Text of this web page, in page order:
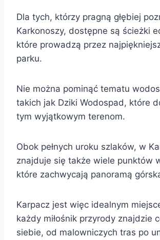
Dla tych, którzy pragną głębiej
Karkonoszy, dostępne są ścieżki
które prowadzą przez
parku.
Nie można pominąć tematu
takich jak Dziki Wodospad, które
tym wyjątkowym terenom.
Obok pełnych uroku szlaków, w
znajduje się także wiele punktów
które zachwycają panoramą
Karpacz jest więc idealnym
każdy miłośnik przyrody znajdzie
siebie, od malowniczych tras po